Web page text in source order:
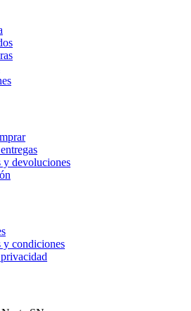
y devoluciones
y condiciones